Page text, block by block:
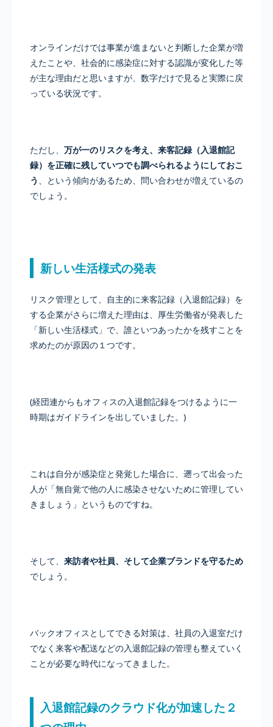
オンラインだけでは事業が進まないと判断した企業が増
えたことや、社会的に感染症に対する認識が変化した等
が主な理由だと思いますが、数字だけで見ると実際に戻
っている状況です。
ただし、 万が一のリスクを考え、来客記録（入退館記
録）を正確に残していつでも調べられるようにしておこ
う 、という傾向があるため、問い合わせが増えているの
でしょう。
新しい生活様式の発表
リスク管理として、自主的に来客記録（入退館記録）を
する企業がさらに増えた理由は、厚生労働省が発表した
「新しい生活様式」で、誰といつあったかを残すことを
求めたのが原因の１つです。
(経団連からもオフィスの入退館記録をつけるように一
時期はガイドラインを出していました。)
これは自分が感染症と発覚した場合に、遡って出会った
人が「無自覚で他の人に感染させないために管理してい
きましょう」というものですね。
そして、 来訪者や社員、そして企業ブランドを守るため
でしょう。
バックオフィスとしてできる対策は、社員の入退室だけ
でなく来客や配送などの入退館記録の管理も整えていく
ことが必要な時代になってきました。
入退館記録のクラウド化が加速した２